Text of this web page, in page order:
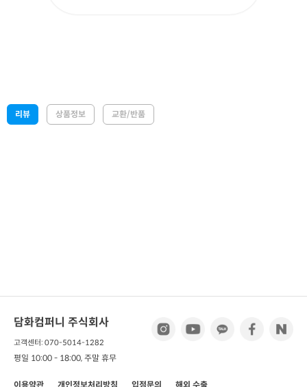
리뷰 상품정보 교환/반품
담화컴퍼니 주식회사
고객센터: 070-5014-1282
평일 10:00 - 18:00, 주말 휴무
이용약관 개인정보처리방침 입점문의 해외 수출